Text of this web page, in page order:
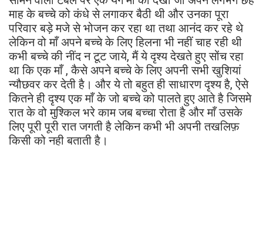
माह के बच्चे को कंधे से लगाकर बैठी थी और उनका पूरा
परिवार बड़े मजे से भोजन कर रहा था तथा आनंद कर रहे थे
लेकिन वो माँ अपने बच्चे के लिए हिलना भी नहीं चाह रही थी
कभी बच्चे की नींद न टूट जाये, मैं ये दृश्य देखते हुए सोंच रहा
था कि एक माँ , कैसे अपने बच्चे के लिए अपनी सभी खुशियां
न्यौछवर कर देती है। और ये तो बहुत ही साधारण दृश्य है, ऐसे
कितने ही दृश्य एक माँ के जो बच्चे को पालते हुए आते है जिसमे
रात के वो मुश्किल भरे काम जब बच्चा रोता है और माँ उसके
लिए पूरी पूरी रात जगती है लेकिन कभी भी अपनी तखलिफ़
किसी को नही बताती है।